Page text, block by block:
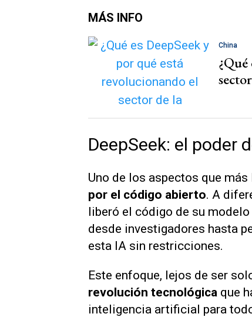
MÁS INFO
China
DeepSeek: el poder
Uno de los aspectos que
por el código abierto. A
liberó el código de su modelo
desde investigadores hasta
esta IA sin restricciones.
Este enfoque, lejos de ser
revolución tecnológica que
inteligencia artificial para